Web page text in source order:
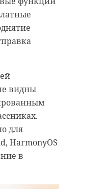
видны
для
HarmonyOS
в